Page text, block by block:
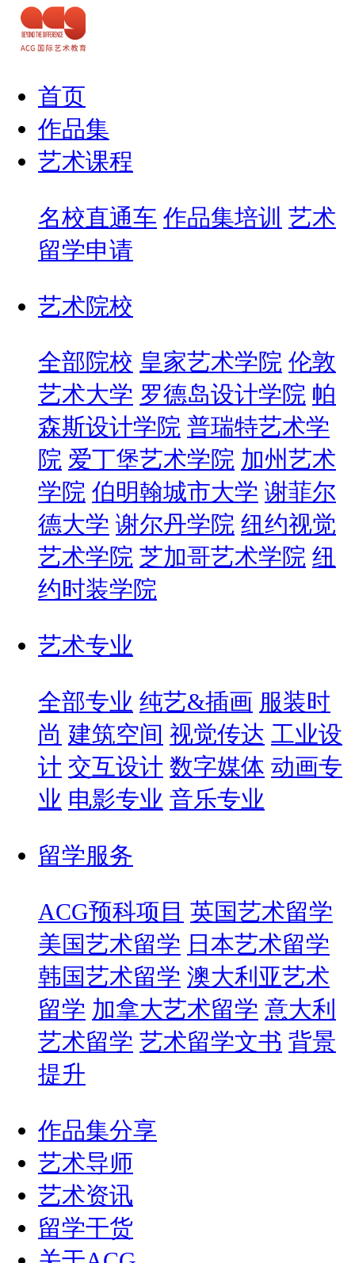
首页
作品集
艺术课程
名校直通车 作品集培训 艺术
留学申请
艺术院校
全部院校 皇家艺术学院 伦敦
艺术大学 罗德岛设计学院 帕
森斯设计学院 普瑞特艺术学
院 爱丁堡艺术学院 加州艺术
学院 伯明翰城市大学 谢菲尔
德大学 谢尔丹学院 纽约视觉
艺术学院 芝加哥艺术学院 纽
约时装学院
艺术专业
全部专业 纯艺&插画 服装时
尚 建筑空间 视觉传达 工业设
计 交互设计 数字媒体 动画专
业 电影专业 音乐专业
留学服务
ACG预科项目 英国艺术留学
美国艺术留学 日本艺术留学
韩国艺术留学 澳大利亚艺术
留学 加拿大艺术留学 意大利
艺术留学 艺术留学文书 背景
提升
作品集分享
艺术导师
艺术资讯
留学干货